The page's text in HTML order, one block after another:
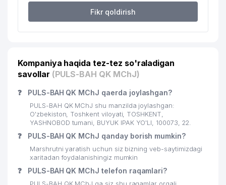
Fikr qoldirish
Kompaniya haqida tez-tez so'raladigan
savollar (PULS-BAH QK MChJ)
❓ PULS-BAH QK MChJ qaerda joylashgan?
PULS-BAH QK MChJ shu manzilda joylashgan:
O'zbekiston, Toshkent viloyati, TOSHKENT,
YASHNOBOD tumani, BUYUK IPAK YO'LI, 100073, 22.
❓ PULS-BAH QK MChJ qanday borish mumkin?
Marshrutni yaratish uchun siz bizning veb-saytimizdagi
xaritadan foydalanishingiz mumkin
❓ PULS-BAH QK MChJ telefon raqamlari?